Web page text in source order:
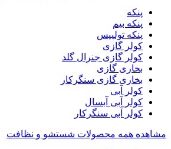
پنکه
پنکه بیم
پنکه تولیپس
کولر گازی
کولر گازی جنرال گلد
بخاری گازی
بخاری گازی سنگرکار
کولر آبی
کولر آبی آبسال
کولر آبی سنگرکار
مشاهده همه محصولات شستشو و نظافت